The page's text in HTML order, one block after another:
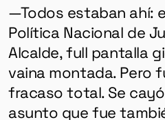
—Todos estaban ahí:
Política Nacional de
Alcalde, full pantalla
vaina montada. Pero
fracaso total. Se
asunto que fue